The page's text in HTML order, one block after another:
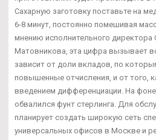
Сахарную заготовку поставьте на
6-8 минут, постоянно помешивая
мнению исполнительного директора
Матовникова, эта цифра вызывает
зависит от доли вкладов, по
повышенные отчисления, и от того,
введением дифференциации. На фоне
обвалился фунт стерлинга. Для
планирует создать широкую сеть
универсальных офисов в Москве и